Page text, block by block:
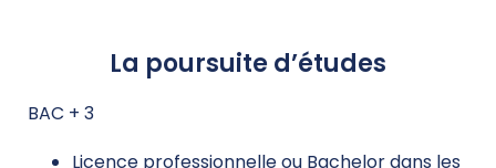
La poursuite d’études
BAC + 3
Licence professionnelle ou Bachelor dans les